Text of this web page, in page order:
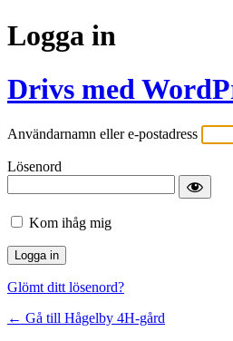
Logga in
Drivs med
Användarnamn eller e-postadress
Lösenord
Kom ihåg mig
Glömt ditt lösenord?
← Gå till Hågelby 4H-gård